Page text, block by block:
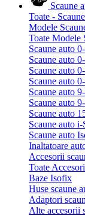
Scaune
Toate -
Modele
Toate Modele
Scaune auto
Scaune auto
Scaune auto
Scaune auto
Scaune auto
Scaune auto
Scaune auto
Scaune auto
Scaune auto
Inaltatoare
Accesorii
Toate
Baze Isofix
Huse scaune
Adaptori
Alte accesorii